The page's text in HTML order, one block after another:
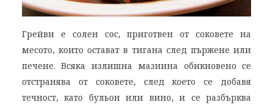
Грейви е солен сос, приготвен от соковете на
месото, които остават в тигана след пържене или
печене. Всяка излишна мазнина обикновено се
отстранява от соковете, след което се добавя
течност, като бульон или вино, и се разбърква